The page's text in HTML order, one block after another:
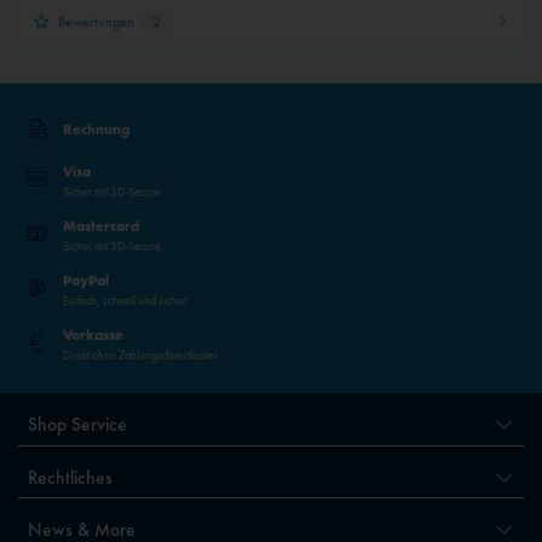
Bewertungen 2
Rechnung
Visa
Sicher mit 3D-Secure
Mastercard
Sicher mit 3D-Secure
PayPal
Einfach, schnell und sicher
Vorkasse
Direkt ohne Zahlungsdienstleister
Shop Service
Rechtliches
News & More